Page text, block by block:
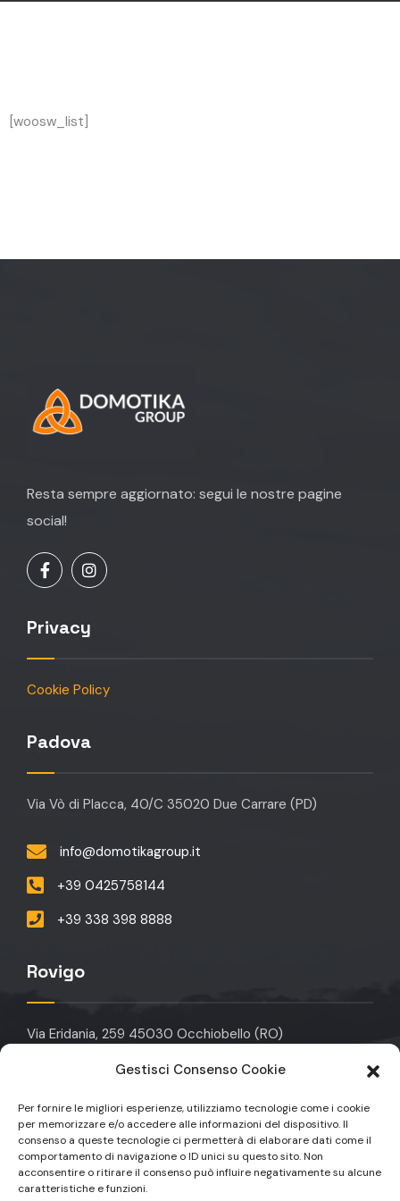
Gestisci Consenso Cookie
Per fornire le migliori esperienze, utilizziamo tecnologie come i cookie
per memorizzare e/o accedere alle informazioni del dispositivo. Il
consenso a queste tecnologie ci permetterà di elaborare dati come il
comportamento di navigazione o ID unici su questo sito. Non
acconsentire o ritirare il consenso può influire negativamente su alcune
caratteristiche e funzioni.
[woosw_list]
Resta sempre aggiornato: segui le nostre pagine
social!
Privacy
Cookie Policy
Padova
Via Vò di Placca, 40/C 35020 Due Carrare (PD)
info@domotikagroup.it
+39 0425758144
+39 338 398 8888
Rovigo
Via Eridania, 259 45030 Occhiobello (RO)
+39 049 912 6323
+39 049 9129590